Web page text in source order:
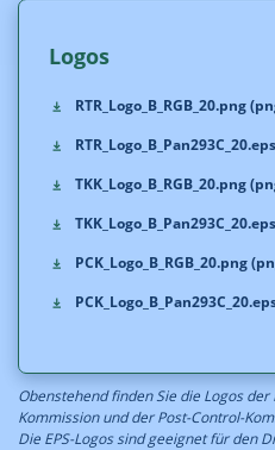
Logos
RTR_Logo_B_RGB_20.png
TKK_Logo_B_RGB_20.png
PCK_Logo_B_RGB_20.png
Obenstehend finden Sie die Logos
Kommission und der Post-Control-
Die EPS-Logos sind geeignet für den